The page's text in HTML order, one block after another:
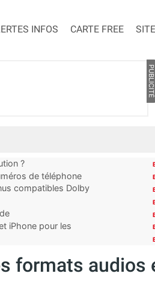
INFOS CARTE FREE
PUBLICITÉ
?
de téléphone
compatibles Dolby
iPhone pour les
formats audios